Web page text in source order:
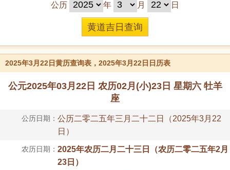
公历 年 月 日
2025年3月22日黄历查询表，2025年3月22日日历表
公元2025年03月22日 农历02月(小)23日 星期六 牡羊
座
公历日期： 公历二零二五年三月二十二日（2025年3月22
日）
农历日期： 2025年农历二月二十三日（农历二零二五年2月
23日）